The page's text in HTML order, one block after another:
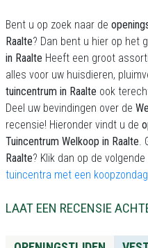
Bent u op zoek naar de
Raalte? Dan bent u hier op het
in Raalte Heeft een groot
alles voor uw huisdieren,
tuincentrum in Raalte ook
Deel uw bevindingen over de
recensie! Hieronder vindt u de
Tuincentrum Welkoop in Raalte.
Raalte? Klik dan op de
tuincentra met een koopzondag
LAAT EEN RECENSIE